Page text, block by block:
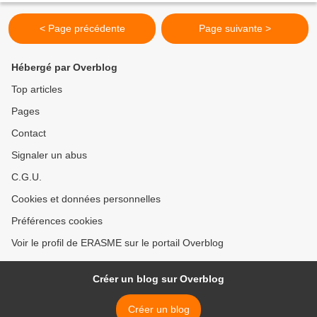
< Page précédente Page suivante >
Hébergé par Overblog
Top articles
Pages
Contact
Signaler un abus
C.G.U.
Cookies et données personnelles
Préférences cookies
Voir le profil de ERASME sur le portail Overblog
Créer un blog sur Overblog
Créer un blog